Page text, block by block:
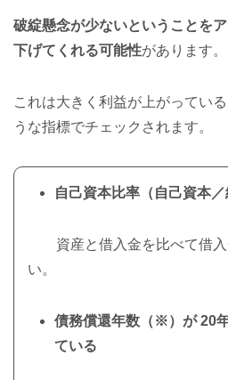
破綻懸念が少ないということを
下げてくれる可能性があります。
これは大きく利益が上がってい
うな指標でチェックされます。
自己資本比率（自己資本
資産と借入金を比べて借入
い。
債務償還年数（※）が 20
ている